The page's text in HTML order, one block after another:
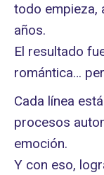
todo empieza,
años.
El resultado
romántica…
Cada línea
procesos
emoción.
Y con eso,